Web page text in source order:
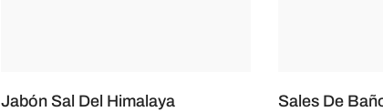
Jabón Sal Del Himalaya Sales De